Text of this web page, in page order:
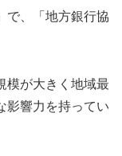
で、「地方銀行協
模が大きく地域最
影響力を持ってい